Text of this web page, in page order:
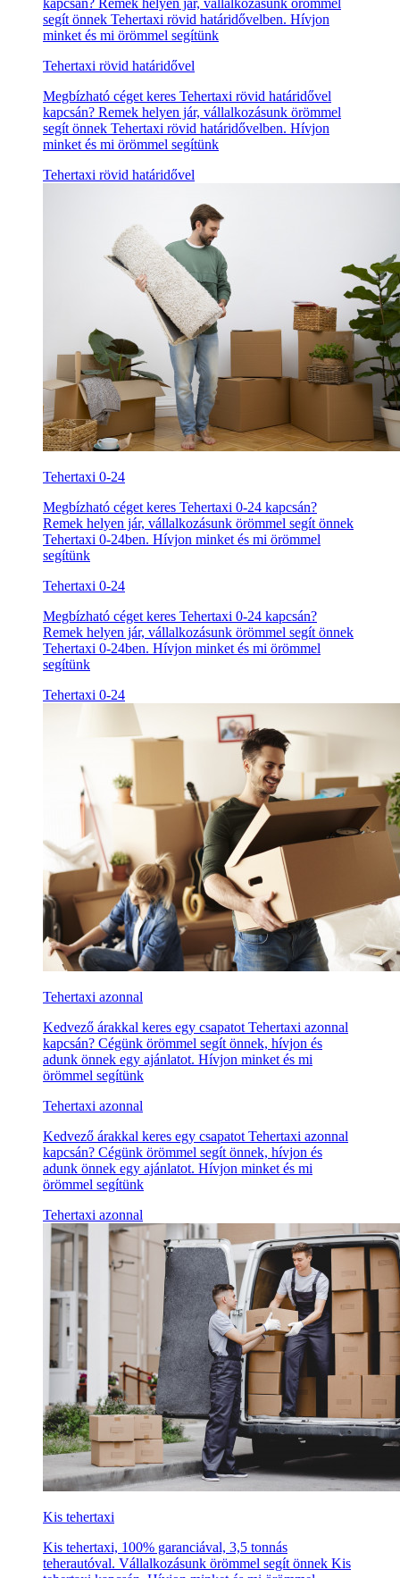
kapcsán? Remek helyen jár, vállalkozásunk örömmel
segít önnek Tehertaxi rövid határidővelben. Hívjon
minket és mi örömmel segítünk
Tehertaxi rövid határidővel
Megbízható céget keres Tehertaxi rövid határidővel
kapcsán? Remek helyen jár, vállalkozásunk örömmel
segít önnek Tehertaxi rövid határidővelben. Hívjon
minket és mi örömmel segítünk
Tehertaxi rövid határidővel
Tehertaxi 0-24
Megbízható céget keres Tehertaxi 0-24 kapcsán?
Remek helyen jár, vállalkozásunk örömmel segít önnek
Tehertaxi 0-24ben. Hívjon minket és mi örömmel
segítünk
Tehertaxi 0-24
Megbízható céget keres Tehertaxi 0-24 kapcsán?
Remek helyen jár, vállalkozásunk örömmel segít önnek
Tehertaxi 0-24ben. Hívjon minket és mi örömmel
segítünk
Tehertaxi 0-24
Tehertaxi azonnal
Kedvező árakkal keres egy csapatot Tehertaxi azonnal
kapcsán? Cégünk örömmel segít önnek, hívjon és
adunk önnek egy ajánlatot. Hívjon minket és mi
örömmel segítünk
Tehertaxi azonnal
Kedvező árakkal keres egy csapatot Tehertaxi azonnal
kapcsán? Cégünk örömmel segít önnek, hívjon és
adunk önnek egy ajánlatot. Hívjon minket és mi
örömmel segítünk
Tehertaxi azonnal
Kis tehertaxi
Kis tehertaxi, 100% garanciával, 3,5 tonnás
teherautóval. Vállalkozásunk örömmel segít önnek Kis